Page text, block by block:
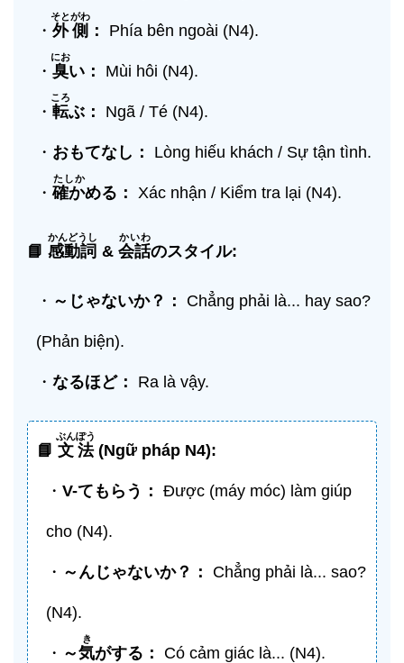
・ 外側
そとがわ
： Phía bên ngoài (N4).
・ 臭
にお
い： Mùi hôi (N4).
・ 転
ころ
ぶ： Ngã / Té (N4).
・ おもてなし： Lòng hiếu khách / Sự tận tình.
・確か
たしか
める： Xác nhận / Kiểm tra lại (N4).
📘 感動詞
かんどうし
& 会話
かいわ
のスタイル:
・ ～じゃないか？： Chẳng phải là... hay sao?
(Phản biện).
・ なるほど： Ra là vậy.
📘 文法
ぶんぽう
(Ngữ pháp N4):
・ V-てもらう ： Được (máy móc) làm giúp
cho (N4).
・ ～んじゃないか？： Chẳng phải là... sao?
(N4).
・ ～気
き
がする： Có cảm giác là... (N4).